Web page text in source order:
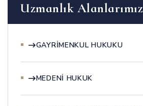
Uzmanlık Alanlarımız
GAYRIMENKUL HUKUKU
MEDENI HUKUK